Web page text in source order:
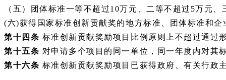
（五）团体标准一等不超过10万元、二等不超过5万元、
(六)获得国家标准创新贡献奖的地方标准、团体标准和
第十四条 标准创新贡献奖励项目比例原则上不超过通过
第十五条 对申请多个项目的同一单位，同一年度内对其
第十六条 标准创新贡献奖励项目已获得政府、有关行政